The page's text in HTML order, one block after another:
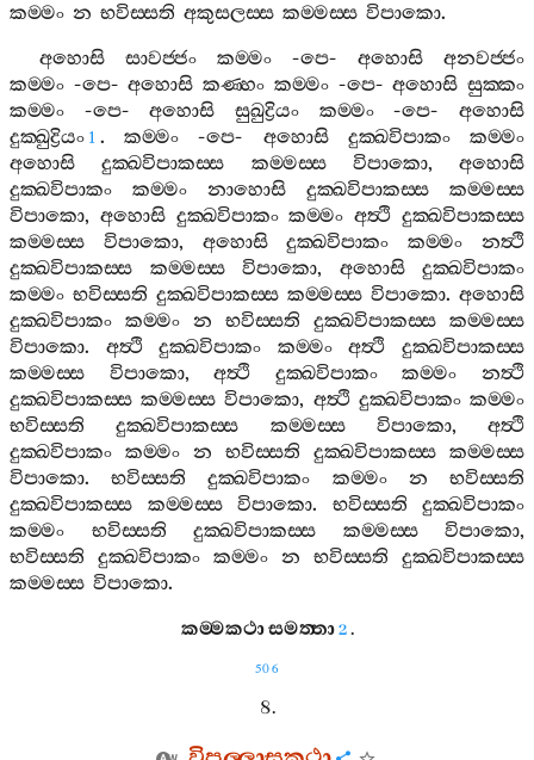
කම‍්මං න භවිස‍්සති අකුසලස‍්ස කම‍්මස‍්ස විපාකො.
අහොසි
සාවජ‍්ජං කම‍්මං-පෙ- අහොසි
අනවජ‍්ජං
කම‍්මං -පෙ-අහොසි කණ‍්හං කම‍්මං-පෙ-අහොසි සුක‍්කං
කම‍්මං -පෙ-අහොසි සුඛුද්‍රියං කම‍්මං-පෙ-අහොසි
දුක‍්ඛුද්‍රියං 1 .කම‍්මං -පෙ- අහොසි දුක‍්ඛවිපාකං
කම‍්මං
අහොසි
දුක‍්ඛවිපාකස‍්ස කම‍්මස‍්ස විපාකො, අහොසි
දුක‍්ඛවිපාකං
කම‍්මං නාහොසි දුක‍්ඛවිපාකස‍්ස
කම‍්මස‍්ස
විපාකො, අහොසි දුක‍්ඛවිපාකං කම‍්මං අත්‍ථි දුක‍්ඛවිපාකස‍්ස
කම‍්මස‍්ස
විපාකො, අහොසි දුක‍්ඛවිපාකං කම‍්මං
නත්‍ථි
දුක‍්ඛවිපාකස‍්ස
කම‍්මස‍්ස විපාකො, අහොසි
දුක‍්ඛවිපාකං
කම‍්මං භවිස‍්සති දුක‍්ඛවිපාකස‍්ස කම‍්මස‍්ස විපාකො. අහොසි
දුක‍්ඛවිපාකං කම‍්මං න භවිස‍්සති දුක‍්ඛවිපාකස‍්ස කම‍්මස‍්ස
විපාකො. අත්‍ථි දුක‍්ඛවිපාකං කම‍්මං අත්‍ථි
දුක‍්ඛවිපාකස‍්ස
කම‍්මස‍්ස
විපාකො,අත්‍ථි දුක‍්ඛවිපාකං කම‍්මං
නත්‍ථි
දුක‍්ඛවිපාකස‍්ස කම‍්මස‍්ස විපාකො, අත්‍ථි දුක‍්ඛවිපාකං කම‍්මං
භවිස‍්සති
දුක‍්ඛවිපාකස‍්ස කම‍්මස‍්ස විපාකො, අත්‍ථි
දුක‍්ඛවිපාකං කම‍්මං න භවිස‍්සති දුක‍්ඛවිපාකස‍්ස කම‍්මස‍්ස
විපාකො.භවිස‍්සති දුක‍්ඛවිපාකං කම‍්මං න
භවිස‍්සති
දුක‍්ඛවිපාකස‍්ස
කම‍්මස‍්ස විපාකො. භවිස‍්සති
දුක‍්ඛවිපාකං
කම‍්මං
භවිස‍්සති දුක‍්ඛවිපාකස‍්ස කම‍්මස‍්ස විපාකො,
භවිස‍්සති
දුක‍්ඛවිපාකං කම‍්මං න භවිස‍්සති
දුක‍්ඛවිපාකස‍්ස
කම‍්මස‍්ස විපාකො.
කම‍්මකථාසමත‍්තා2.
506
8.